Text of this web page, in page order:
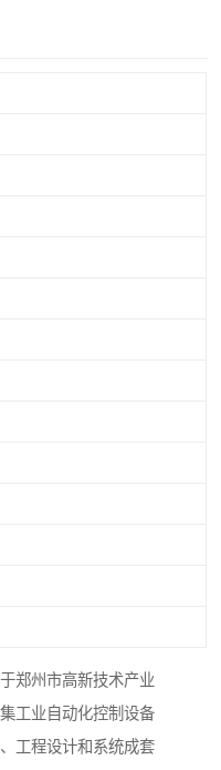
郑州市高新技术产业
工业自动化控制设备
工程设计和系统成套